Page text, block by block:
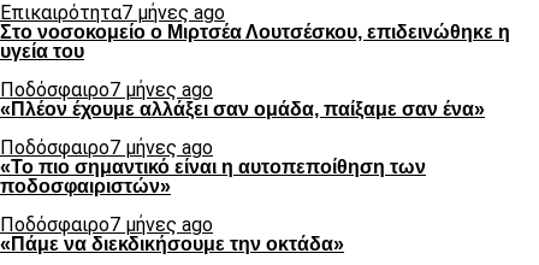
Επικαιρότητα7 μήνες ago
Στο νοσοκομείο ο Μιρτσέα Λουτσέσκου, επιδεινώθηκε η
υγεία του
Ποδόσφαιρο7 μήνες ago
«Πλέον έχουμε αλλάξει σαν ομάδα, παίξαμε σαν ένα»
Ποδόσφαιρο7 μήνες ago
«Το πιο σημαντικό είναι η αυτοπεποίθηση των
ποδοσφαιριστών»
Ποδόσφαιρο7 μήνες ago
«Πάμε να διεκδικήσουμε την οκτάδα»